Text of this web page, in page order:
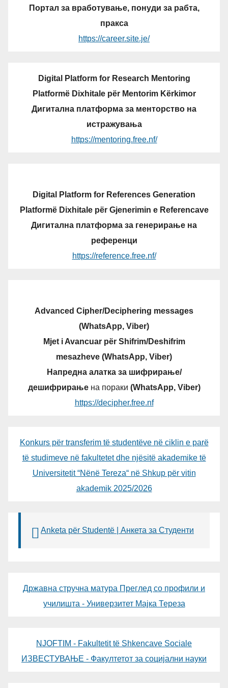
Портал за вработување, понуди за рабта,
пракса
https://career.site.je/
Digital Platform for Research Mentoring
Platformë Dixhitale për Mentorim Kërkimor
Дигитална платформа за менторство на
истражувања
https://mentoring.free.nf/
Digital Platform for References Generation
Platformë Dixhitale për Gjenerimin e Referencave
Дигитална платформа за генерирање на
референци
https://reference.free.nf/
Advanced Cipher/Deciphering messages
(WhatsApp, Viber)
Mjet i Avancuar për Shifrim/Deshifrim
mesazheve (WhatsApp, Viber)
Напредна алатка за шифрирање/
дешифрирањена пораки (WhatsApp, Viber)
https://decipher.free.nf
Konkurs për transferim të studentëve në ciklin e parë
të studimeve në fakultetet dhe njësitë akademike të
Universitetit “Nënë Tereza“ në Shkup për vitin
akademik 2025/2026
Anketa për Studentë | Анкета за Студенти
Државна стручна матура Преглед со профили и
училишта - Универзитет Мајка Тереза
NJOFTIM - Fakultetit të Shkencave Sociale
ИЗВЕСТУВАЊЕ - Факултетот за социјални науки